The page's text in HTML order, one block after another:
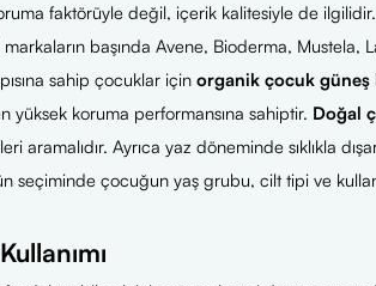
faktörüyle değil, içerik kalitesiyle de
başında Avene, Bioderma,
sahip çocuklar için organik çocuk güneş
yüksek koruma performansına sahiptir. Doğal
aramalıdır. Ayrıca yaz döneminde sıklıkla
seçiminde çocuğun yaş grubu, cilt tipi ve